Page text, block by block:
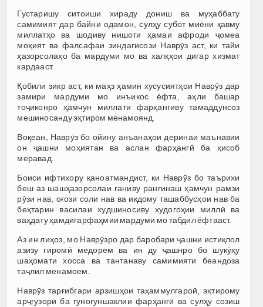
Густаришу ситоиши хираду дониш ва муҳаббату
самимият дар байни одамон, сулҳу субот миёни қавму
миллатҳо ва шодиву нишоти ҳамаи афроди ҷомеа
моҳият ва фалсафаи зиндагисози Наврӯз аст, ки тайи
ҳазорсолаҳо ба мардуми мо ва халқҳои дигар хизмат
кардааст.
Қобили зикр аст, ки маҳз ҳамин хусусиятҳои Наврӯз дар
замири мардуми мо инъикос ёфта, аҳли башар
тоҷиконро ҳамчун миллати фарҳангиву тамаддунсоз
мешиносанду эҳтиром менамоянд.
Воқеан, Наврӯз бо ойину анъанаҳои деринаи маънавии
он ҷашни моҳиятан ва аслан фарҳангӣ ба ҳисоб
меравад.
Боиси ифтихору қаноатмандист, ки Наврӯз бо таърихи
беш аз шашҳазорсолаи ғаниву рангинаш ҳамчун рамзи
рӯзи нав, оғози соли нав ва иқдому ташаббусҳои нав ба
беҳтарин василаи худшиносиву худогоҳии миллӣ ва
ваҳдату ҳамдигарфаҳмии мардуми мо табдил ёфтааст.
Аз ин лиҳоз, мо Наврӯзро дар баробари ҷашни истиқлол
азизу гиромӣ медорем ва ин ду ҷашнро бо шукӯҳу
шаҳомати хосса ва тантанаву самимияти беандоза
таҷлил менамоем.
Наврӯз тарғибгари арзишҳои таҳаммулгароӣ, эҳтирому
арҷгузорӣ ба гуногуншаклии фарҳангӣ ва сулҳу созиш